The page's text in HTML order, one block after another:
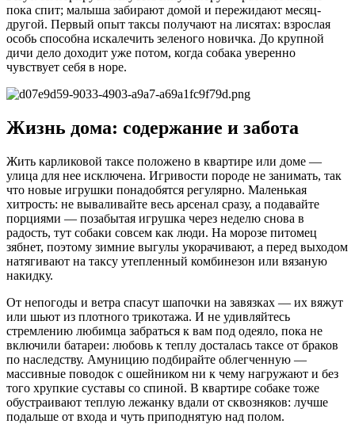
пока спит; малыша забирают домой и пережидают месяц-
другой. Первый опыт таксы получают на лисятах: взрослая
особь способна искалечить зеленого новичка. До крупной
дичи дело доходит уже потом, когда собака уверенно
чувствует себя в норе.
Жизнь дома: содержание и забота
Жить карликовой таксе положено в квартире или доме —
улица для нее исключена. Игривости породе не занимать, так
что новые игрушки понадобятся регулярно. Маленькая
хитрость: не вываливайте весь арсенал сразу, а подавайте
порциями — позабытая игрушка через неделю снова в
радость, тут собаки совсем как люди. На морозе питомец
зябнет, поэтому зимние выгулы укорачивают, а перед выходом
натягивают на таксу утепленный комбинезон или вязаную
накидку.
От непогоды и ветра спасут шапочки на завязках — их вяжут
или шьют из плотного трикотажа. И не удивляйтесь
стремлению любимца забраться к вам под одеяло, пока не
включили батареи: любовь к теплу досталась таксе от браков
по наследству. Амуницию подбирайте облегченную —
массивные поводок с ошейником ни к чему нагружают и без
того хрупкие суставы со спиной. В квартире собаке тоже
обустраивают теплую лежанку вдали от сквозняков: лучше
подальше от входа и чуть приподнятую над полом.